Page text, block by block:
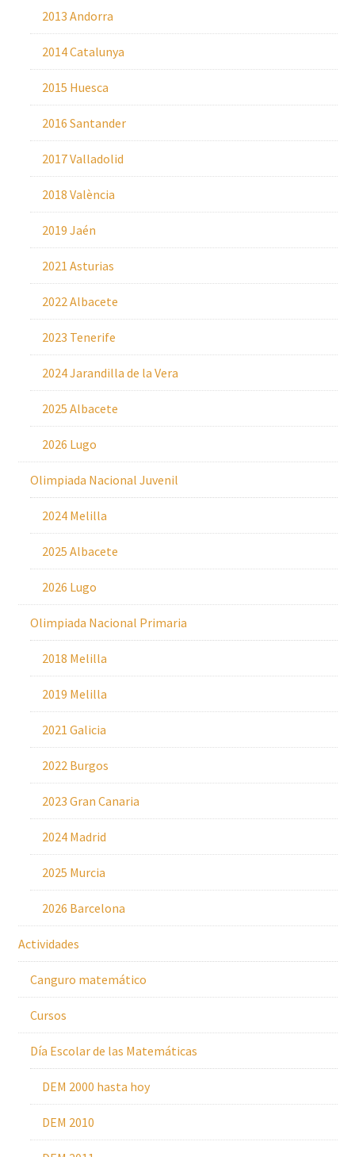
2013 Andorra
2014 Catalunya
2015 Huesca
2016 Santander
2017 Valladolid
2018 València
2019 Jaén
2021 Asturias
2022 Albacete
2023 Tenerife
2024 Jarandilla de la Vera
2025 Albacete
2026 Lugo
Olimpiada Nacional Juvenil
2024 Melilla
2025 Albacete
2026 Lugo
Olimpiada Nacional Primaria
2018 Melilla
2019 Melilla
2021 Galicia
2022 Burgos
2023 Gran Canaria
2024 Madrid
2025 Murcia
2026 Barcelona
Actividades
Canguro matemático
Cursos
Día Escolar de las Matemáticas
DEM 2000 hasta hoy
DEM 2010